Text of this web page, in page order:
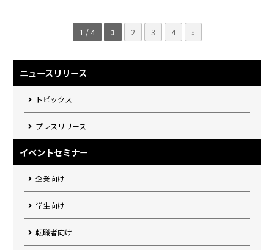
1 / 4 1 2 3 4 »
ニュースリリース
トピックス
プレスリリース
イベントセミナー
企業向け
学生向け
転職者向け